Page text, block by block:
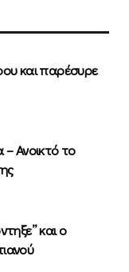
και παρέσυρε
Ανοικτό το
και ο